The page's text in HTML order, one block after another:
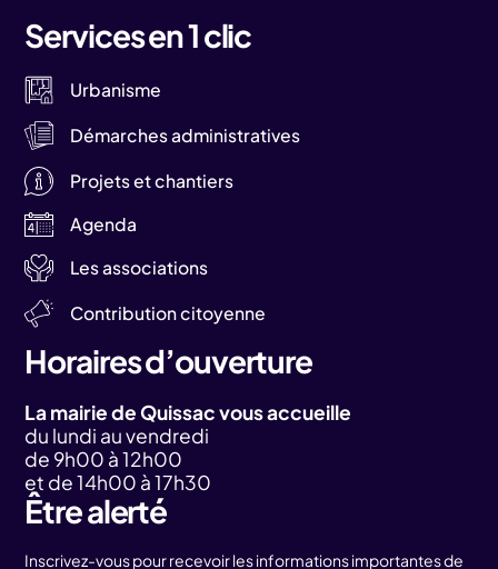
Services en 1 clic
Urbanisme
Démarches administratives
Projets et chantiers
Agenda
Les associations
Contribution citoyenne
Horaires d’ouverture
La mairie de Quissac vous accueille
du lundi au vendredi
de 9h00 à 12h00
et de 14h00 à 17h30
Être alerté
Inscrivez-vous pour recevoir les informations importantes de